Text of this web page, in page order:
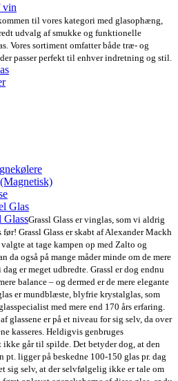
vin
til vores kategori med glasophæng,
udvalg af smukke og funktionelle
Vores sortiment omfatter både træ- og
passer perfekt til enhver indretning og stil.
Glas
GlassGrassl Glass er vinglas, som vi aldrig
Grassl Glass er skabt af Alexander Mackh
at tage kampen op med Zalto og
da også på mange måder minde om de mere
er meget udbredte. Grassl er dog endnu
balance – og dermed er de mere elegante
er mundblæste, blyfrie krystalglas, som
med mere end 170 års erfaring.
glassene er på et niveau for sig selv, da over
kasseres. Heldigvis genbruges
ikke går til spilde. Det betyder dog, at den
pt. ligger på beskedne 100-150 glas pr. dag
sig selv, at der selvfølgelig ikke er tale om